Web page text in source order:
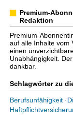
Premium-
Redaktion
Premium-
auf alle Inhalte vom
einen
Unabhängigkeit.
dankbar.
Schlagwörter zu
Berufsunfähigkeit ·